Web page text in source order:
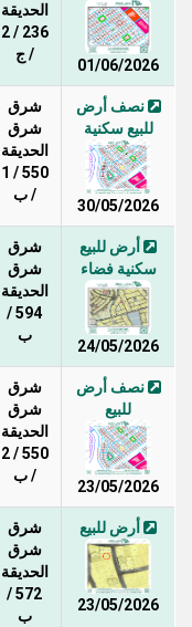
01/06/2026
الحديقة
236 / 2
/ ج
نصف أرض
للبيع سكنية
30/05/2026
شرق
شرق
الحديقة
550 / 1
/ ب
أرض للبيع
سكنية فضاء
24/05/2026
شرق
شرق
الحديقة
594 /
ب
نصف أرض
للبيع
23/05/2026
شرق
شرق
الحديقة
550 / 2
/ ب
أرض للبيع
23/05/2026
شرق
شرق
الحديقة
572 /
ب